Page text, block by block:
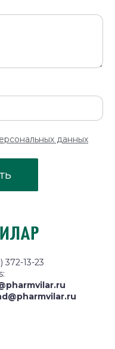
данных
372-13-23